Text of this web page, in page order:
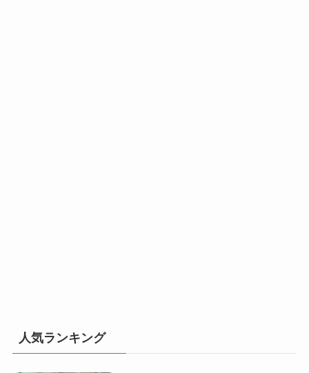
人気ランキング